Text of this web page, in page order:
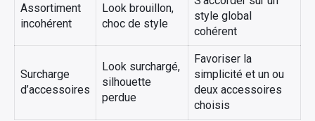
Assortiment
incohérent
Look brouillon,
choc de style
style global
cohérent
Surcharge
d’accessoires
Look surchargé,
silhouette
perdue
Favoriser la
simplicité et un ou
deux accessoires
choisis